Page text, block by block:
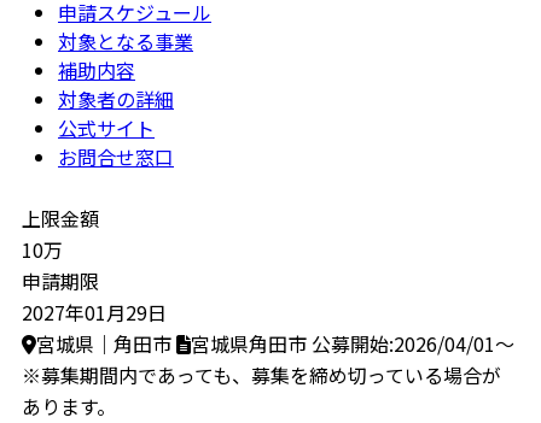
申請スケジュール
対象となる事業
補助内容
対象者の詳細
公式サイト
お問合せ窓口
上限金額
10万
申請期限
2027年01月29日
宮城県｜角田市
宮城県角田市 公募開始:2026/04/01～
※募集期間内であっても、募集を締め切っている場合が
あります。